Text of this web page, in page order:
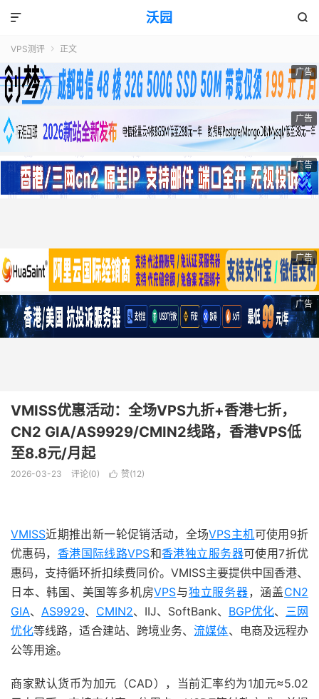
沃园 

VPS测评  正文
广告
广告
广告
广告
广告
VMISS优惠活动：全场VPS九折+香港七折，
CN2 GIA/AS9929/CMIN2线路，香港VPS低
至8.8元/月起
2026-03-23 评论(0)  赞(12)
VMISS近期推出新一轮促销活动，全场VPS主机可使用9折
优惠码， 香港国际线路VPS和香港独立服务器可使用7折优
惠码，支持循环折扣续费同价。VMISS主要提供中国香港、
日本、韩国、美国等多机房VPS与独立服务器，涵盖CN2
GIA、 AS9929、 CMIN2、IIJ、SoftBank、 BGP优化、 三网
优化等线路，适合建站、跨境业务、流媒体、电商及远程办
公等用途。
商家默认货币为加元（CAD），当前汇率约为1加元≈5.02